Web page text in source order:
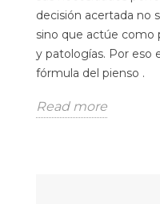
decisión acertada no
sino que actúe como
y patologías. Por eso
fórmula del pienso .
Read more